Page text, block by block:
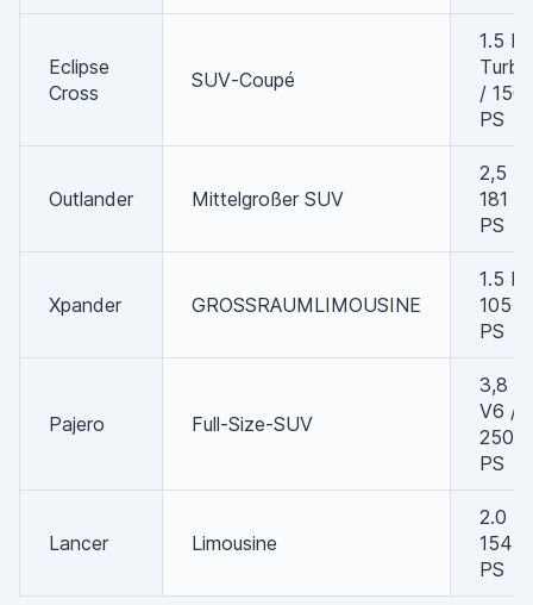
Eclipse
Cross
SUV-Coupé
1.5 L
Turbo
/ 150
PS
Outlander Mittelgroßer SUV
2,5 L
181
PS
Xpander GROSSRAUMLIMOUSINE
1.5 L /
105
PS
Pajero Full-Size-SUV
3,8 L
V6 /
250
PS
Lancer Limousine
2.0 L
154
PS